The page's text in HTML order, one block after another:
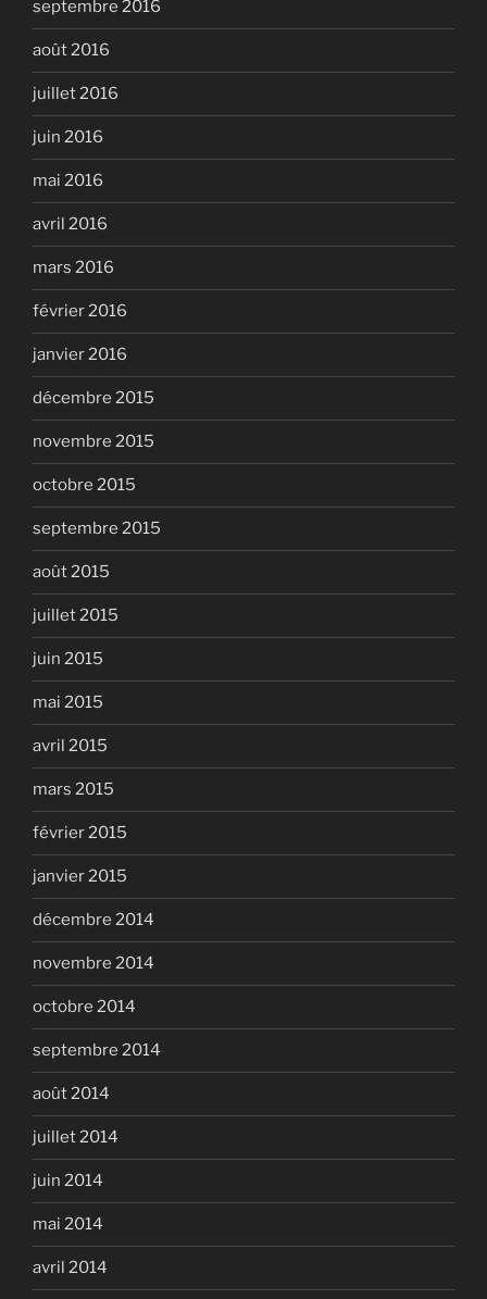
septembre 2016
août 2016
juillet 2016
juin 2016
mai 2016
avril 2016
mars 2016
février 2016
janvier 2016
décembre 2015
novembre 2015
octobre 2015
septembre 2015
août 2015
juillet 2015
juin 2015
mai 2015
avril 2015
mars 2015
février 2015
janvier 2015
décembre 2014
novembre 2014
octobre 2014
septembre 2014
août 2014
juillet 2014
juin 2014
mai 2014
avril 2014